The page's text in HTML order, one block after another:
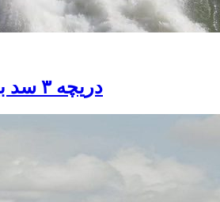
دریچه ۳ سد به سمت دریاچه ارومیه باز شد